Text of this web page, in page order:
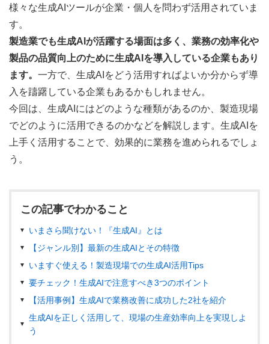
様々な生成AIツールが企業・個人を問わず活用されていま
す。
製造業でも生成AIが活躍する場面は多く、業務の効率化や
製品の品質向上のために生成AIを導入している企業もあり
ます。 一方で、生成AIをどう活用すればよいか分からず導
入を躊躇している企業もあるかもしれません。
今回は、生成AIにはどのような種類があるのか、製造現場
でどのように活用できるのかなどを解説します。生成AIを
上手く活用することで、効果的に業務を進められるでしょ
う。
この記事でわかること
いまさら聞けない！『生成AI』とは
【ジャンル別】最新の生成AIとその特徴
いますぐ使える！製造現場での生成AI活用Tips
要チェック！生成AIで注意すべき3つのポイント
【活用事例】生成AIで業務改善に成功した2社を紹介
生成AIを正しく活用して、現場の生産効率向上を実現しよ
う